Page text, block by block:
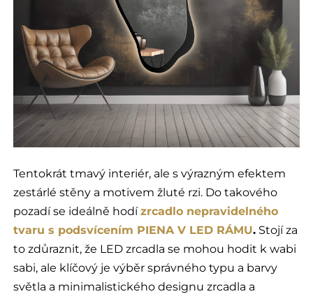
Tentokrát tmavý interiér, ale s výrazným efektem
zestárlé stěny a motivem žluté rzi. Do takového
pozadí se ideálně hodízrcadlo nepravidelného
tvaru s podsvícením PIENA V LED RÁMU. Stojí za
to zdůraznit, že LED zrcadla se mohou hodit k wabi
sabi, ale klíčový je výběr správného typu a barvy
světla a minimalistického designu zrcadla a